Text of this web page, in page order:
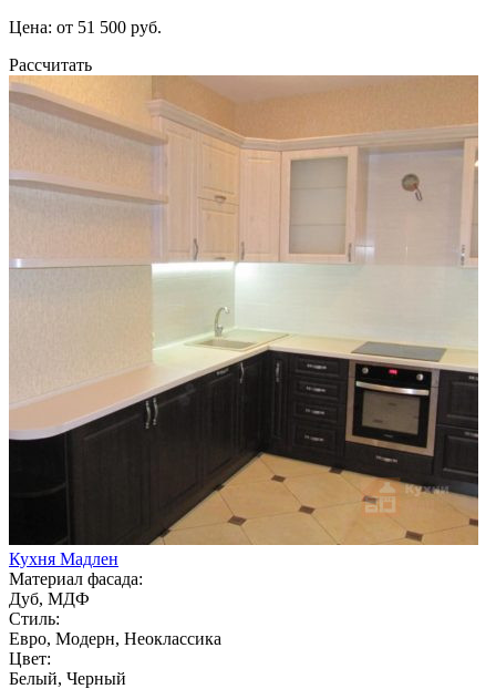
Цена: от 51 500 руб.
Рассчитать
Кухня Мадлен
Материал фасада:
Дуб, МДФ
Стиль:
Евро, Модерн, Неоклассика
Цвет:
Белый, Черный